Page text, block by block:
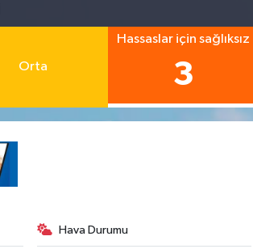
Orta
Hassaslar için sağlıksız
3
Hava Durumu